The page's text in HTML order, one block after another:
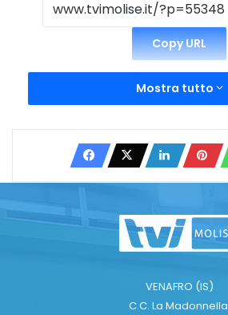
Copy URL
Mostra tutto
VENAFRO (IS)
C.C. La Madonnella